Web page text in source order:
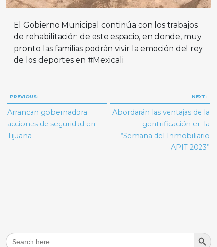
El Gobierno Municipal continúa con los trabajos
de rehabilitación de este espacio, en donde, muy
pronto las familias podrán vivir la emoción del rey
de los deportes en #Mexicali.
Navegación
de
entradas
PREVIOUS:
Arrancan gobernadora
acciones de seguridad en
Tijuana
NEXT:
Abordarán las ventajas de la
gentrificación en la
“Semana del Inmobiliario
APIT 2023”
Search
for:
Search